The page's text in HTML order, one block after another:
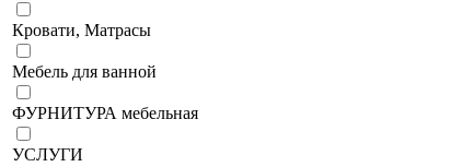
Кровати, Матрасы
Мебель для ванной
ФУРНИТУРА мебельная
УСЛУГИ